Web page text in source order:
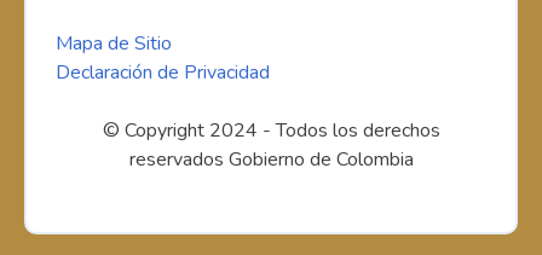
Mapa de Sitio
Declaración de Privacidad
© Copyright 2024 - Todos los derechos
reservados Gobierno de Colombia